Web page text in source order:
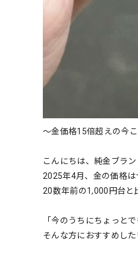
～金価格15倍超えの今
こんにちは、純金ブラン
2025年4月、金の価格は
20数年前の1,000円台と
「今のうちにちょっと
そんな方におすすめした